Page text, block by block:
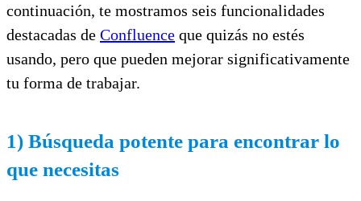
continuación, te mostramos seis funcionalidades
destacadas de Confluence que quizás no estés
usando, pero que pueden mejorar significativamente
tu forma de trabajar.
1) Búsqueda potente para encontrar lo
que necesitas